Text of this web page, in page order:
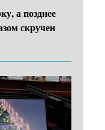
а позднее
скручен